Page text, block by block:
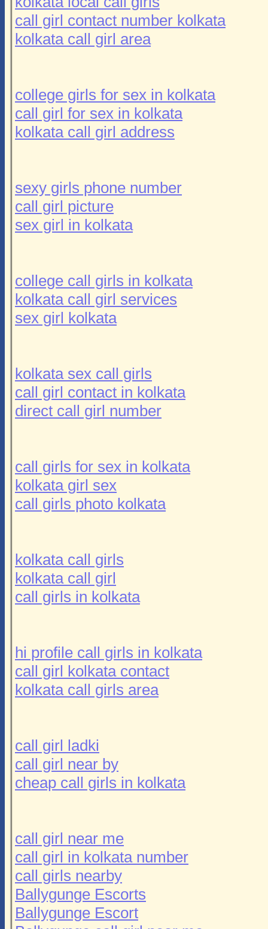
call girl contact number kolkata
kolkata call girl area
college girls for sex in kolkata
call girl for sex in kolkata
kolkata call girl address
sexy girls phone number
call girl picture
sex girl in kolkata
college call girls in kolkata
kolkata call girl services
sex girl kolkata
kolkata sex call girls
call girl contact in kolkata
direct call girl number
call girls for sex in kolkata
kolkata girl sex
call girls photo kolkata
kolkata call girls
kolkata call girl
call girls in kolkata
hi profile call girls in kolkata
call girl kolkata contact
kolkata call girls area
call girl ladki
call girl near by
cheap call girls in kolkata
call girl near me
call girl in kolkata number
call girls nearby
Ballygunge Escorts
Ballygunge Escort